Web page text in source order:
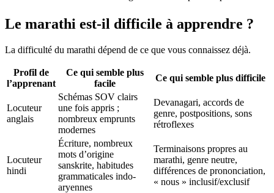
Le marathi est-il difficile à apprendre ?
La difficulté du marathi dépend de ce que vous connaissez déjà.
Profil de
l’apprenant
Ce qui semble plus
facile
Ce qui semble plus difficile
Locuteur
anglais
Schémas SOV clairs
une fois appris ;
nombreux emprunts
modernes
Devanagari, accords de
genre, postpositions, sons
rétroflexes
Locuteur
hindi
Écriture, nombreux
mots d’origine
sanskrite, habitudes
grammaticales indo-
aryennes
Terminaisons propres au
marathi, genre neutre,
différences de prononciation,
« nous » inclusif/exclusif